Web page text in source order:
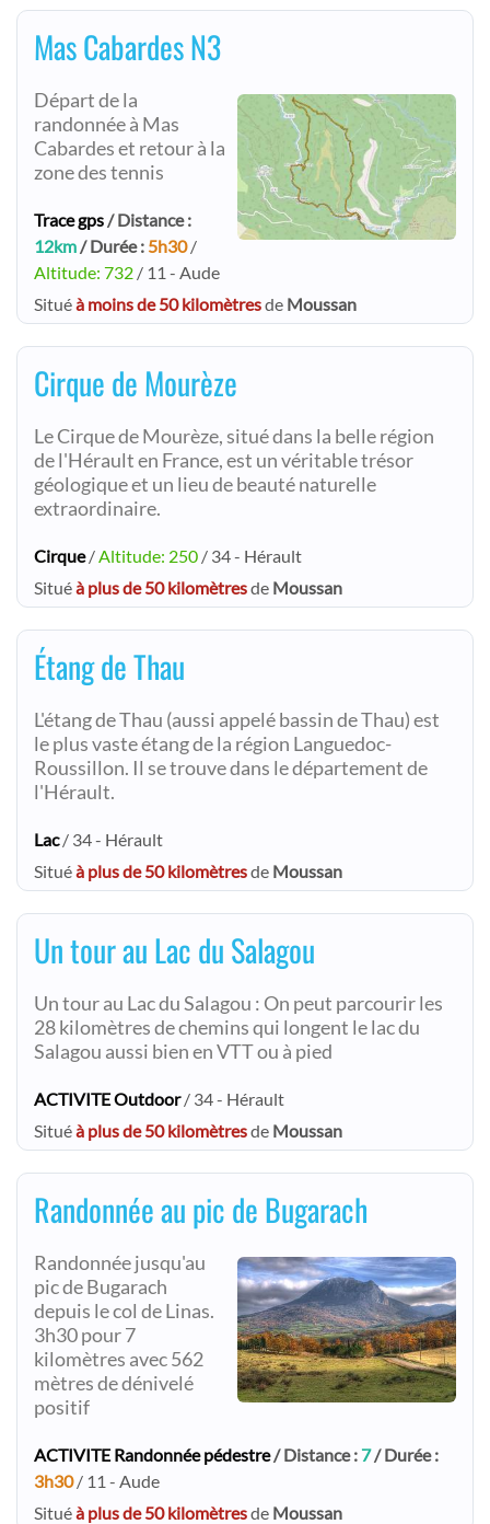
Mas Cabardes N3
Départ de la
randonnée à Mas
Cabardes et retour à la
zone des tennis
Trace gps/ Distance :
12km/ Durée : 5h30/
Altitude: 732 / 11 - Aude
Situéà moins de 50 kilomètresde Moussan
Cirque de Mourèze
Le Cirque de Mourèze, situé dans la belle région
de l'Hérault en France, est un véritable trésor
géologique et un lieu de beauté naturelle
extraordinaire.
Cirque/Altitude: 250 / 34 - Hérault
Situéà plus de 50 kilomètresde Moussan
Étang de Thau
L'étang de Thau (aussi appelé bassin de Thau) est
le plus vaste étang de la région Languedoc-
Roussillon. Il se trouve dans le département de
l'Hérault.
Lac/ 34 - Hérault
Situéà plus de 50 kilomètresde Moussan
Un tour au Lac du Salagou
Un tour au Lac du Salagou : On peut parcourir les
28 kilomètres de chemins qui longent le lac du
Salagou aussi bien en VTT ou à pied
ACTIVITE Outdoor/ 34 - Hérault
Situéà plus de 50 kilomètresde Moussan
Randonnée au pic de Bugarach
Randonnée jusqu'au
pic de Bugarach
depuis le col de Linas.
3h30 pour 7
kilomètres avec 562
mètres de dénivelé
positif
ACTIVITE Randonnée pédestre/ Distance : 7/ Durée :
3h30/ 11 - Aude
Situéà plus de 50 kilomètresde Moussan